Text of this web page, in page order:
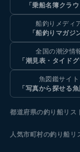
「乗船名簿クラウ
船釣りメディ
「船釣りマガジ
全国の潮汐情
「潮見表・タイドグ
魚図鑑サイト
「写真から探せる魚
都道府県の釣り船リス
人気市町村の釣り船リ